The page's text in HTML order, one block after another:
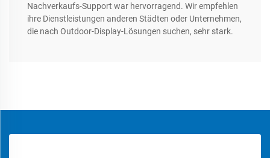
Nachverkaufs-Support war hervorragend. Wir empfehlen
ihre Dienstleistungen anderen Städten oder Unternehmen,
die nach Outdoor-Display-Lösungen suchen, sehr stark.